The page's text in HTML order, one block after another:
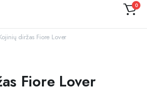
0
diržas Fiore Lover
Fiore Lover